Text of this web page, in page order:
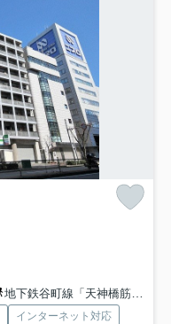
地下鉄谷町線「天神橋筋六丁目」駅 徒歩12分
インターネット対応